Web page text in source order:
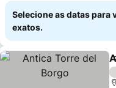
Selecione as datas para
exatos.